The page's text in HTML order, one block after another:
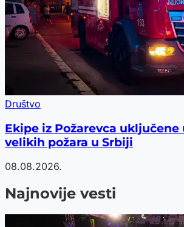
Društvo
Ekipe iz Požarevca uključene
velikih požara u Srbiji
08.08.2026.
Najnovije vesti